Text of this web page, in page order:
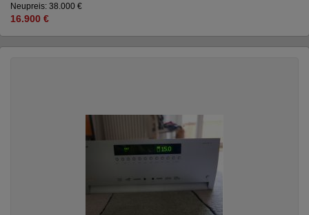
Neupreis: 38.000 €
16.900 €